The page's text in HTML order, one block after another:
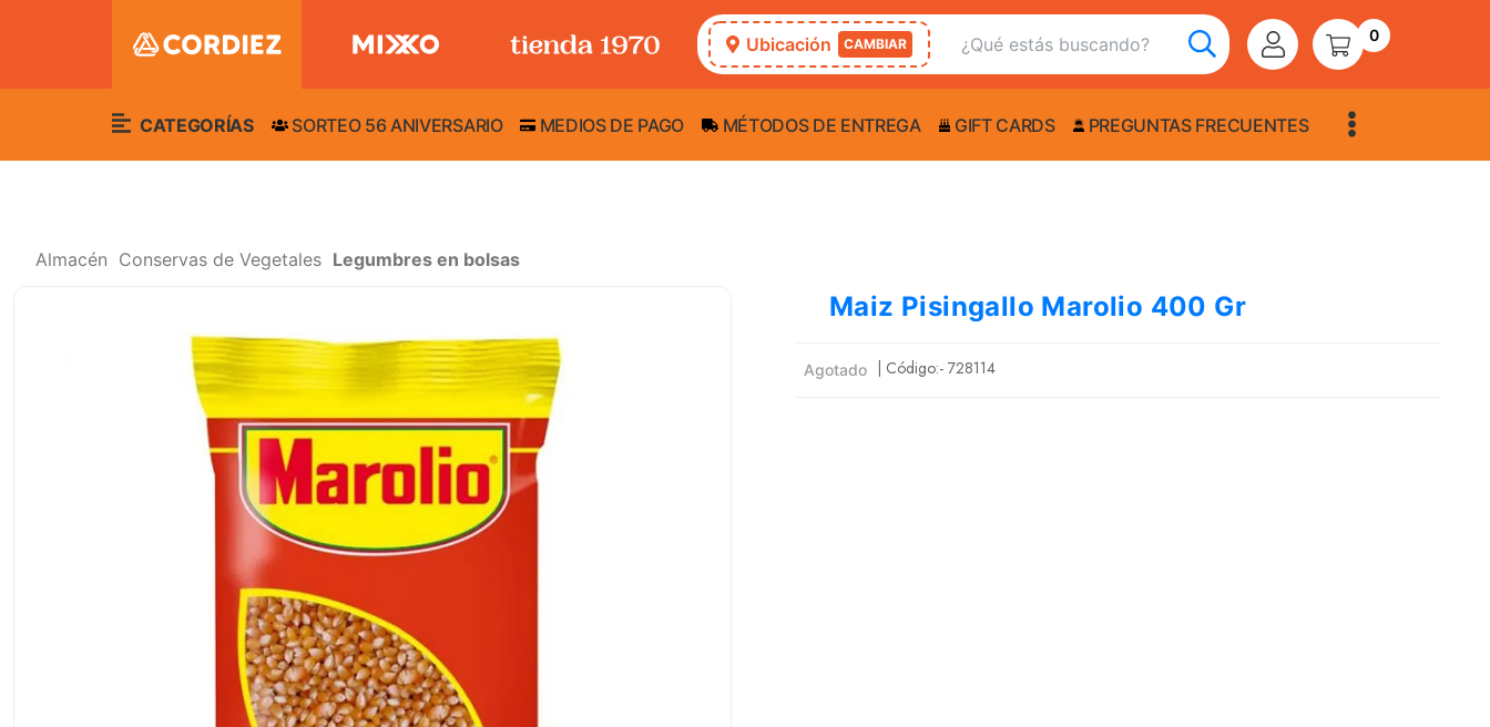
Ubicación CAMBIAR 0
CATEGORÍAS SORTEO 56 ANIVERSARIO MEDIOS DE PAGO MÉTODOS DE ENTREGA GIFT CARDS PREGUNTAS FRECUENTES
Almacén Conservas de Vegetales Legumbres en bolsas
Maiz Pisingallo Marolio 400 Gr
Agotado | Código:-728114